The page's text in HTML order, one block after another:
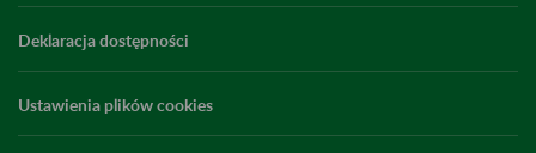
Deklaracja dostępności
Ustawienia plików cookies